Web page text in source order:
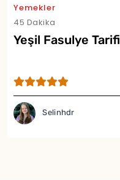
Yemekler
45 Dakika
Yeşil Fasulye Tarifi
Selinhdr